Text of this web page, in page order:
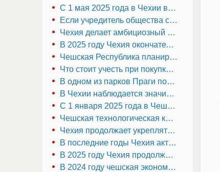
С 1 мая 2025 года в Чехии вступают в силу изменения в налогообложении доходов сотрудников от акций, полученных в рамках программ участия в капитале компании
Если учредитель общества с ограниченной ответственностью (s.r.o.) в Чехии умер
Чехия делает амбициозный шаг в сторону устойчивых технологий: правительство официально объявило о запуске проекта «Зелёная IT-долина» в Южной Моравии
В 2025 году Чехия окончательно отказалась от импорта российской нефти
Чешская Республика планирует прекратить импорт российской нефти к июлю 2025 года
Что стоит учесть при покупке авто на фирму в Чехии?
В одном из парков Праги появилась необычная новинка
В Чехии наблюдается значительный рост числа индивидуальных предпринимателей (ИП)
С 1 января 2025 года в Чешской Республике вступает в силу новый порог обязательной регистрации для уплаты налога на добавленную стоимость (НДС)
Чешская технологическая компания «TechNova» объявила о масштабном расширении своего бизнеса
Чехия продолжает укреплять свои позиции как один из самых перспективных бизнес-центров Европы
В последние годы Чехия активно развивает сектор возобновляемых источников энергии и устойчивых технологий
В 2025 году Чехия продолжает привлекать инвесторов и предпринимателей, укрепляя свою репутацию как один из самых перспективных бизнес-хабов Центральной Европы
В 2024 году чешская экономика продемонстрировала значительный рост в различных секторах